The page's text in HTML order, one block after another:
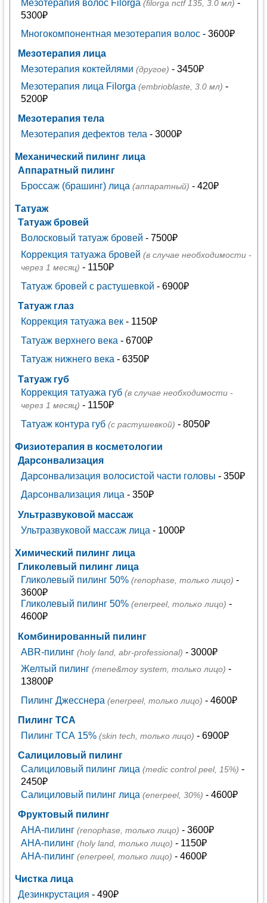
Мезотерапия волос Filorga (filorga nctf 135, 3.0 мл) -
5300₽
Многокомпонентная мезотерапия волос- 3600₽
Мезотерапия лица
Мезотерапия коктейлями (другое) - 3450₽
Мезотерапия лица Filorga (embrioblaste, 3.0 мл) -
5200₽
Мезотерапия тела
Мезотерапия дефектов тела - 3000₽
Механический пилинг лица
Аппаратный пилинг
Броссаж (брашинг) лица (аппаратный) - 420₽
Татуаж
Татуаж бровей
Волосковый татуаж бровей - 7500₽
Коррекция татуажа бровей (в случае необходимости -
через 1 месяц) - 1150₽
Татуаж бровей с растушевкой - 6900₽
Татуаж глаз
Коррекция татуажа век- 1150₽
Татуаж верхнего века - 6700₽
Татуаж нижнего века - 6350₽
Татуаж губ
Коррекция татуажа губ (в случае необходимости -
через 1 месяц) - 1150₽
Татуаж контура губ (с растушевкой) - 8050₽
Физиотерапия в косметологии
Дарсонвализация
Дарсонвализация волосистой части головы - 350₽
Дарсонвализация лица - 350₽
Ультразвуковой массаж
Ультразвуковой массаж лица - 1000₽
Химический пилинг лица
Гликолевый пилинг лица
Гликолевый пилинг 50% (renophase, только лицо) -
3600₽
Гликолевый пилинг 50% (enerpeel, только лицо) -
4600₽
Комбинированный пилинг
ABR-пилинг (holy land, abr-professional) - 3000₽
Желтый пилинг (mene&moy system, только лицо) -
13800₽
Пилинг Джесснера (enerpeel, только лицо) - 4600₽
Пилинг ТСА
Пилинг ТСА 15% (skin tech, только лицо) - 6900₽
Салициловый пилинг
Салициловый пилинг лица (medic control peel, 15%) -
2450₽
Салициловый пилинг лица (enerpeel, 30%) - 4600₽
Фруктовый пилинг
AHA-пилинг (renophase, только лицо) - 3600₽
AHA-пилинг (holy land, только лицо) - 1150₽
AHA-пилинг (enerpeel, только лицо) - 4600₽
Чистка лица
Дезинкрустация - 490₽